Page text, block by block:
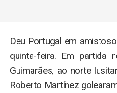
Deu Portugal em
quinta-feira. Em partida
Guimarães, ao norte
Roberto Martínez